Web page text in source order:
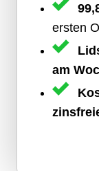
ersten
am